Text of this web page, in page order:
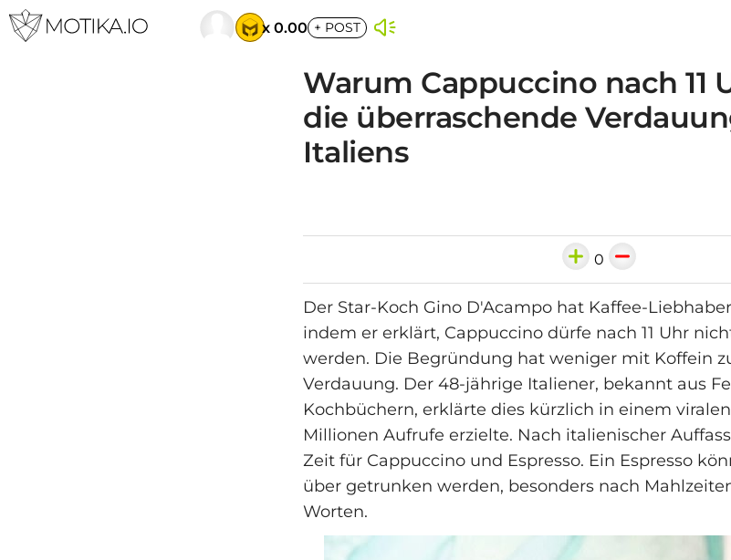
x 0.00 + POST
Warum Cappuccino nach 11
die überraschende
Italiens
0
Der Star-Koch Gino D'Acampo hat Kaffee-
indem er erklärt, Cappuccino dürfe nach 11 Uhr
werden. Die Begründung hat weniger mit Koffein
Verdauung. Der 48-jährige Italiener, bekannt aus
Kochbüchern, erklärte dies kürzlich in einem
Millionen Aufrufe erzielte. Nach italienischer
Zeit für Cappuccino und Espresso. Ein Espresso
über getrunken werden, besonders nach
Worten.